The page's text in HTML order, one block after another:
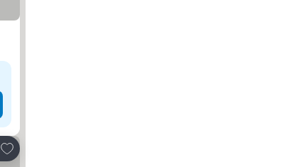
Přidat na seznam oblíbených hotelů